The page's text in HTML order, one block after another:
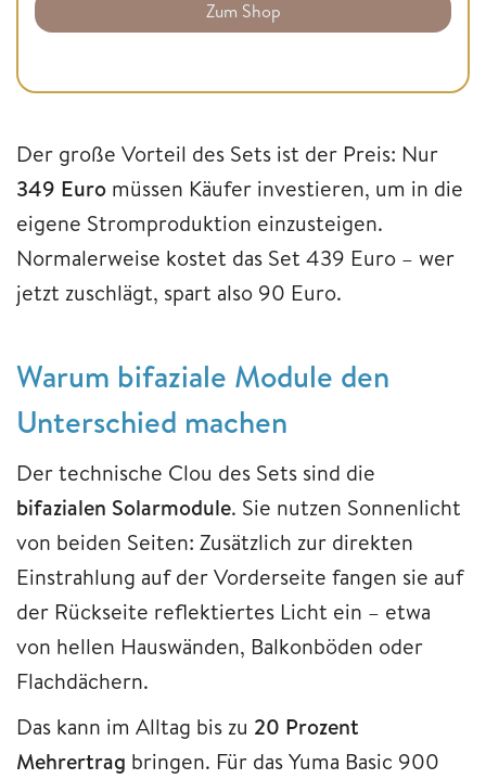
Zum Shop
Der große Vorteil des Sets ist der Preis: Nur
349 Euro müssen Käufer investieren, um in die
eigene Stromproduktion einzusteigen.
Normalerweise kostet das Set 439 Euro – wer
jetzt zuschlägt, spart also 90 Euro.
Warum bifaziale Module den
Unterschied machen
Der technische Clou des Sets sind die
bifazialen Solarmodule. Sie nutzen Sonnenlicht
von beiden Seiten: Zusätzlich zur direkten
Einstrahlung auf der Vorderseite fangen sie auf
der Rückseite reflektiertes Licht ein – etwa
von hellen Hauswänden, Balkonböden oder
Flachdächern.
Das kann im Alltag bis zu 20 Prozent
Mehrertrag bringen. Für das Yuma Basic 900